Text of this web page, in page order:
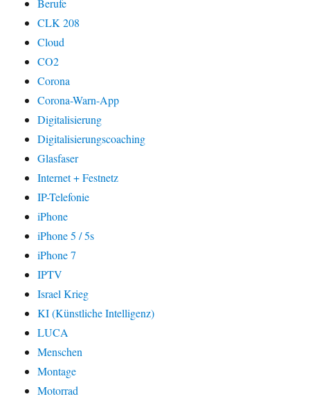
CLK 208
Cloud
CO2
Corona
Corona-Warn-App
Digitalisierung
Digitalisierungscoaching
Glasfaser
Internet + Festnetz
IP-Telefonie
iPhone
iPhone 5 / 5s
iPhone 7
IPTV
Israel Krieg
KI (Künstliche Intelligenz)
LUCA
Menschen
Montage
Motorrad